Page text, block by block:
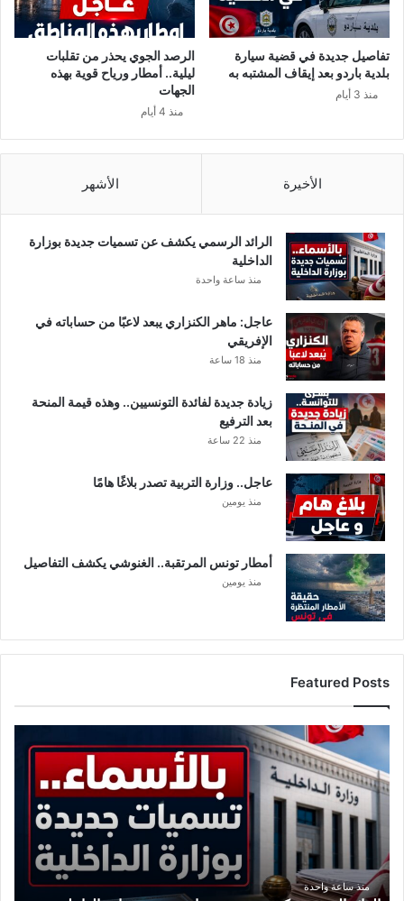
7
ج
ة
ا
ر
تفاصيل جديدة في قضية سيارة
بلدية باردو بعد إيقاف المشتبه به
منذ 3 أيام
الرصد الجوي يحذر من تقلبات
ليلية.. أمطار ورياح قوية بهذه
الجهات
منذ 4 أيام
الأخيرة الأشهر
الرائد الرسمي يكشف عن تسميات جديدة بوزارة
الداخلية
منذ ساعة واحدة
عاجل: ماهر الكنزاري يبعد لاعبًا من حساباته في
الإفريقي
منذ 18 ساعة
زيادة جديدة لفائدة التونسيين.. وهذه قيمة المنحة
بعد الترفيع
منذ 22 ساعة
عاجل.. وزارة التربية تصدر بلاغًا هامًا
منذ يومين
أمطار تونس المرتقبة.. الغنوشي يكشف التفاصيل
منذ يومين
Featured Posts
ر
ا
ل
ر
منذ ساعة واحدة